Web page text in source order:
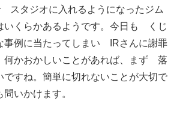
スタジオに入れるようになったジム
いくらかあるようです。今日も くじ
事例に当たってしまい IRさんに謝罪
かおかしいことがあれば、まず 落
ですね。簡単に切れないことが大切で
いかけます。